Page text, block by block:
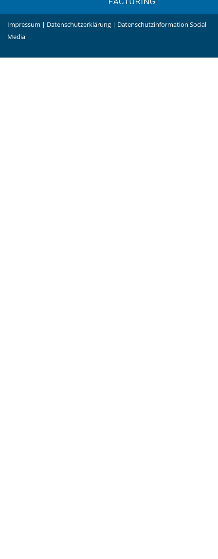
Impressum | Datenschutzerklärung | Datenschutzinformation Social
Media